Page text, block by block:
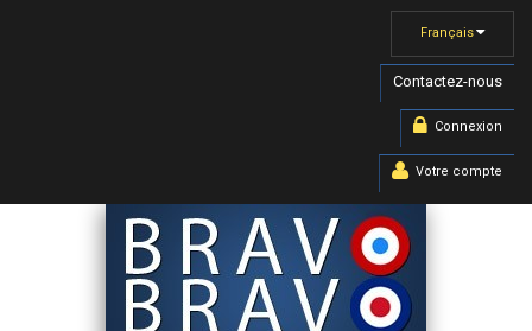
Français
Contactez-nous
Connexion
Votre compte